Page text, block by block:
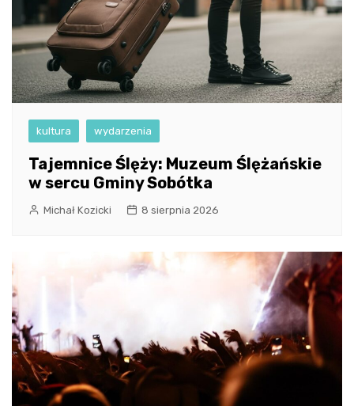
kultura wydarzenia
Tajemnice Ślęży: Muzeum Ślężańskie
w sercu Gminy Sobótka
Michał Kozicki 8 sierpnia 2026